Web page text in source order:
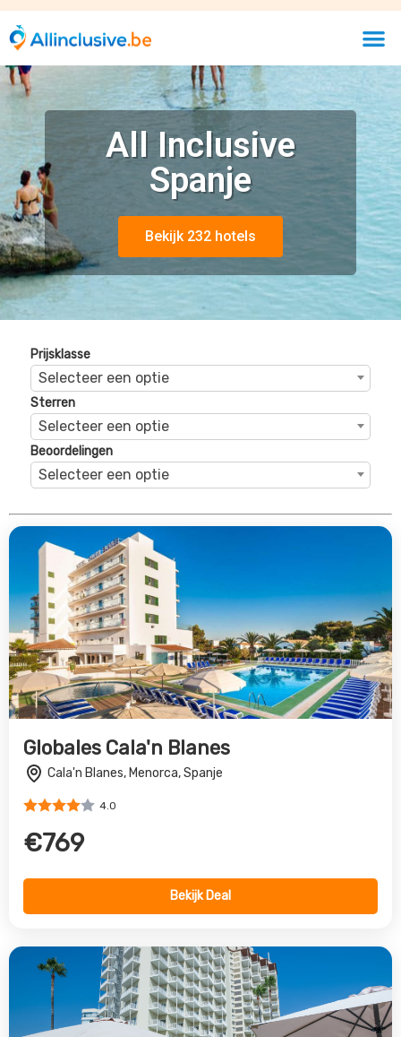
All Inclusive
Spanje
Bekijk 232 hotels
Prijsklasse
Selecteer een optie
Sterren
Selecteer een optie
Beoordelingen
Selecteer een optie
Globales Cala'n Blanes
Cala'n Blanes, Menorca, Spanje
4.0
€769
Bekijk Deal